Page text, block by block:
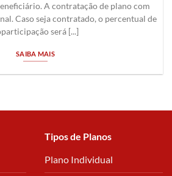
A contratação de plano com
Caso seja contratado, o percentual de
será [...]
SAIBA MAIS
Tipos de Planos
Plano Individual